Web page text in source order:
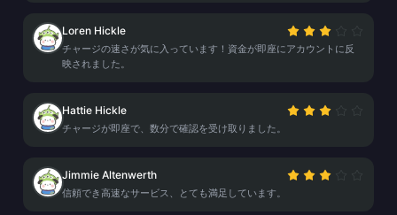
Loren Hickle
チャージの速さが気に入っています！資金が即座にアカウントに反
映されました。
Hattie Hickle
チャージが即座で、数分で確認を受け取りました。
Jimmie Altenwerth
信頼でき高速なサービス、とても満足しています。